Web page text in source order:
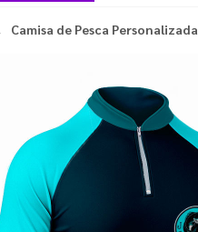
Camisa de Pesca Personalizada